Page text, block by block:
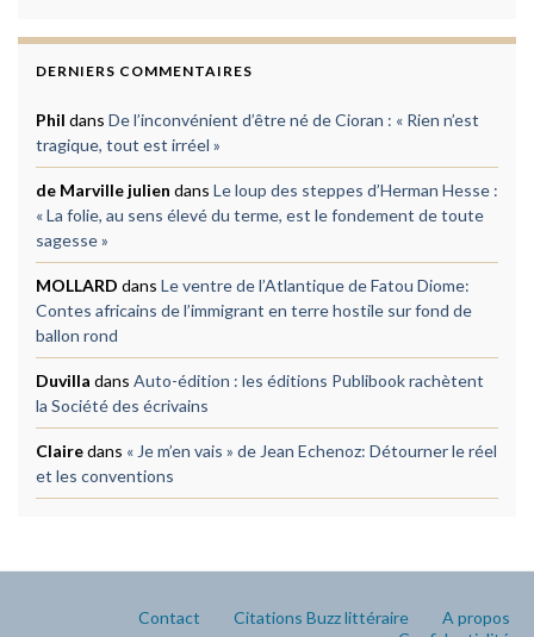
DERNIERS COMMENTAIRES
Phil dans De l’inconvénient d’être né de Cioran : « Rien n’est
tragique, tout est irréel »
de Marville julien dans Le loup des steppes d’Herman Hesse :
« La folie, au sens élevé du terme, est le fondement de toute
sagesse »
MOLLARD dans Le ventre de l’Atlantique de Fatou Diome:
Contes africains de l’immigrant en terre hostile sur fond de
ballon rond
Duvilla dans Auto-édition : les éditions Publibook rachètent
la Société des écrivains
Clairedans « Je m’en vais » de Jean Echenoz: Détourner le réel
et les conventions
Contact Citations Buzz littéraire
A propos